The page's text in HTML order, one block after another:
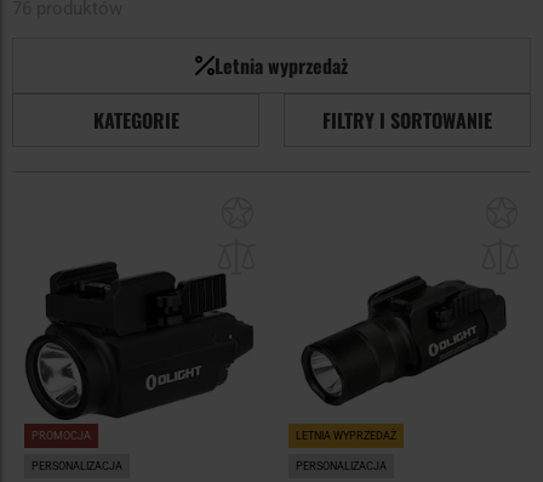
Letnia wyprzedaż
KATEGORIE
FILTRY I SORTOWANIE
PROMOCJA
PERSONALIZACJA
LETNIA WYPRZEDAŻ
PERSONALIZACJA